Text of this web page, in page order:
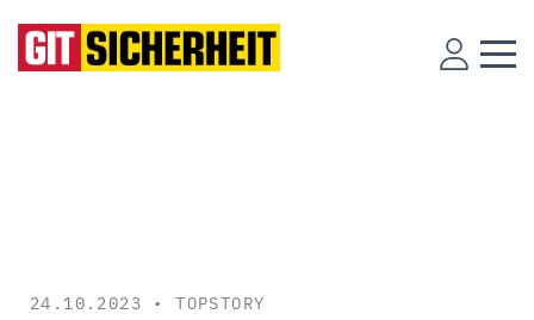
24.10.2023 •TOPSTORY